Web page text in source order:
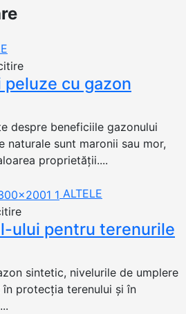
cu gazon
despre beneficiile gazonului
naturale sunt maronii sau mor,
proprietății....
ALTELE
ului pentru terenurile
sintetic, nivelurile de umplere
protecția terenului și în